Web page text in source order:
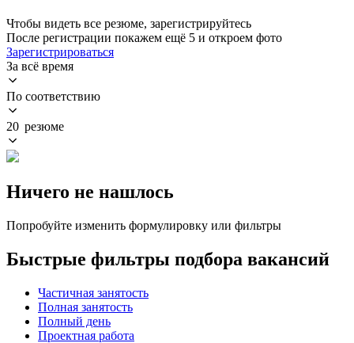
Чтобы видеть все резюме, зарегистрируйтесь
После регистрации покажем ещё 5 и откроем фото
Зарегистрироваться
За всё время
По соответствию
20 резюме
Ничего не нашлось
Попробуйте изменить формулировку или фильтры
Быстрые фильтры подбора вакансий
Частичная занятость
Полная занятость
Полный день
Проектная работа